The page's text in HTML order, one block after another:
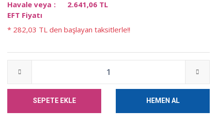
Havale veya
EFT Fiyatı
2.641,06 TL
* 282,03 TL den başlayan taksitlerle!!
SEPETE EKLE HEMEN AL